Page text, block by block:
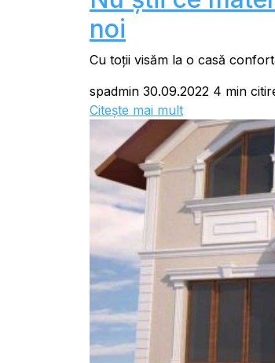
noi
Cu toții visăm la o casă
spadmin 30.09.2022 4 min
Citește mai mult